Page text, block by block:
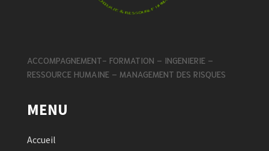
ACCOMPAGNEMENT- FORMATION – INGENIERIE –
RESSOURCE HUMAINE – MANAGEMENT DES RISQUES
MENU
Accueil